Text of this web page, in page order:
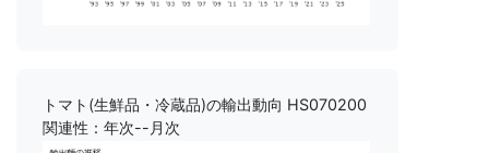
トマト(生鮮品・冷蔵品)の輸出動向 HS070200
関連性：年次--月次